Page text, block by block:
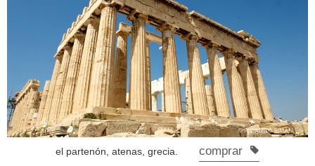
el partenón, atenas, grecia. comprar